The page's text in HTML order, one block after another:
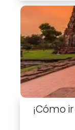
¡Cómo